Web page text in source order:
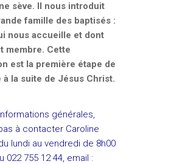
sève. Il nous introduit
famille des baptisés :
nous accueille et dont
membre. Cette
est la première étape de
à la suite de Jésus Christ.
générales,
à contacter Caroline
lundi au vendredi de 8h00
022 755 12 44, email :